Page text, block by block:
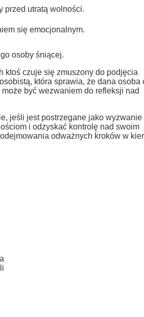
przed utratą wolności.
się emocjonalnym.
osoby śniącej.
ktoś czuje się zmuszony do podjęcia
która sprawia, że dana osoba
być wezwaniem do refleksji nad
jeśli jest postrzegane jako wyzwanie
i odzyskać kontrolę nad swoim
odważnych kroków w